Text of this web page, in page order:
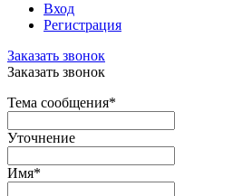
Вход
Регистрация
Заказать звонок
Заказать звонок
Тема сообщения*
Уточнение
Имя*